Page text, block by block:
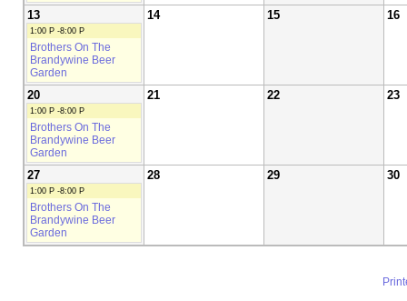
13
1:00 P -8:00 P
Brothers On The
Brandywine Beer
Garden
14 15 16
20
1:00 P -8:00 P
Brothers On The
Brandywine Beer
Garden
21 22 23
27
1:00 P -8:00 P
Brothers On The
Brandywine Beer
Garden
28 29 30